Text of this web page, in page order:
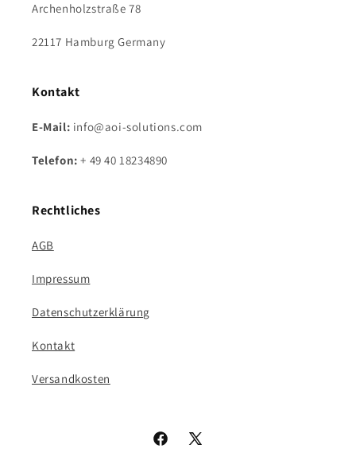
Archenholzstraße 78
22117 Hamburg Germany
Kontakt
E-Mail: info@aoi-solutions.com
Telefon:+ 49 40 18234890
Rechtliches
AGB
Impressum
Datenschutzerklärung
Kontakt
Versandkosten
Facebook
X